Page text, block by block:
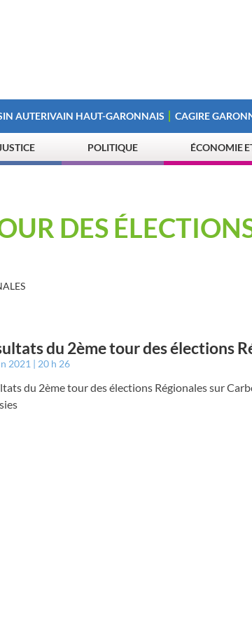
AUTERIVAIN HAUT-GARONNAIS CAGIRE
POLITIQUE ÉCONOMIE
DES
du 2ème tour des élections
2021 20 h 26
du 2ème tour des élections Régionales sur